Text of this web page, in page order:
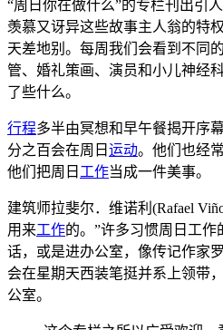
“周日你在做什么”的专栏刊出引
羡慕又讶异这些故事主人翁的特
天差地别。每周我们会看到不同
管、婚礼策画、演员和小儿神经
了些什么。
行程多半由冥想和早午餐揭开序
分之百会在周日 运动。他们也经
他们把周日 工作当成一件美事。
建筑师拉斐尔．维诺利(Rafael
用来工作的。”许多习惯周日工
话，或是进办公室，像传记作家
会在星期天西装笔挺并系上领带
公室。